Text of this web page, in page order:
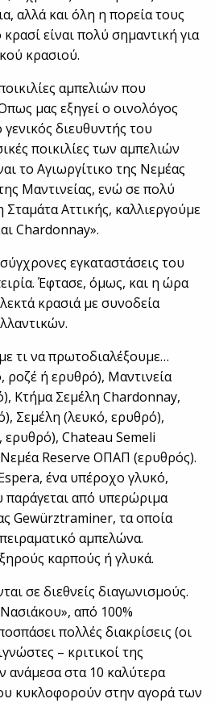
αλλά και όλη η πορεία τους
είναι πολύ σημαντική για
κρασιού.
αμπελιών που
μας εξηγεί ο οινολόγος
διευθυντής του
ποικιλίες των αμπελιών
το Αγιωργίτικο της Νεμέας
Μαντινείας, ενώ σε πολύ
Αττικής, καλλιεργούμε
Chardonnay».
εγκαταστάσεις του
Έφτασε, όμως, και η ώρα
κρασιά με συνοδεία
τι να πρωτοδιαλέξουμε…
ροζέ ή ερυθρό), Μαντινεία
Κτήμα Σεμέλη Chardonnay,
Σεμέλη (λευκό, ερυθρό),
Chateau Semeli
Reserve ΟΠΑΠ (ερυθρός).
ένα υπέροχο γλυκό,
από υπερώριμα
Gewürztraminer, τα οποία
αμπελώνα.
καρπούς ή γλυκά.
σε διεθνείς διαγωνισμούς.
από 100%
πολλές διακρίσεις (οι
– κριτικοί της
ανάμεσα στα 10 καλύτερα
κυκλοφορούν στην αγορά των